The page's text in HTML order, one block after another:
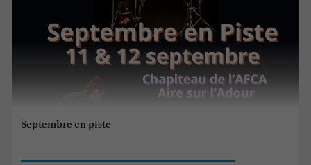
Septembre en piste